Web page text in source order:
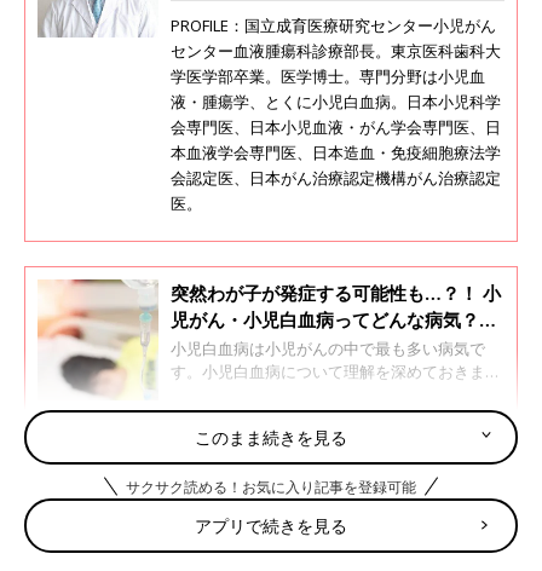
PROFILE：国立成育医療研究センター小児がん
センター血液腫瘍科診療部長。東京医科歯科大
学医学部卒業。医学博士。専門分野は小児血
液・腫瘍学、とくに小児白血病。日本小児科学
会専門医、日本小児血液・がん学会専門医、日
本血液学会専門医、日本造血・免疫細胞療法学
会認定医、日本がん治療認定機構がん治療認定
医。
突然わが子が発症する可能性も…？！ 小
児がん・小児白血病ってどんな病気？治
療法は？【専門医】
小児白血病は小児がんの中で最も多い病気で
す。小児白血病について理解を深めておきまし
ター血液腫瘍科診療部長の富澤大輔先生に聞き
ました。
急性リンパ性白血病、急性骨髄性白血病ともに、治
療のメインは化学療法
白血病は「血液のがん」です。がん細胞が急速に増える「急性」
このまま続きを見る
サクサク読める！お気に入り記事を登録可能
アプリで続きを見る